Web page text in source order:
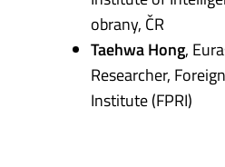
obrany, ČR
Taehwa Hong,
Researcher,
Institute (FPRI)